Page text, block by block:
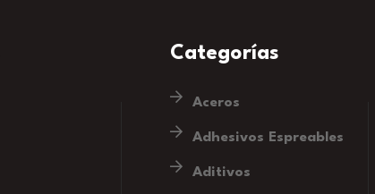
Categorías
Aceros
Adhesivos Espreables
Aditivos